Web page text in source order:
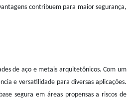
contribuem para maior segurança,
de aço e metais arquitetônicos. Com um
e versatilidade para diversas aplicações.
segura em áreas propensas a riscos de